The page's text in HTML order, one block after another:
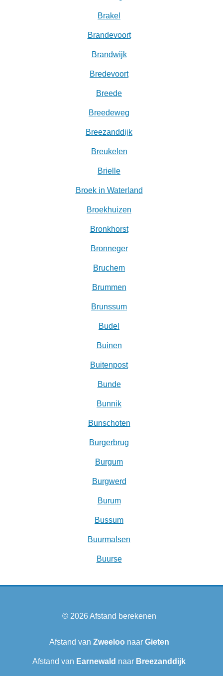
Brakel
Brandevoort
Brandwijk
Bredevoort
Breede
Breedeweg
Breezanddijk
Breukelen
Brielle
Broek in Waterland
Broekhuizen
Bronkhorst
Bronneger
Bruchem
Brummen
Brunssum
Budel
Buinen
Buitenpost
Bunde
Bunnik
Bunschoten
Burgerbrug
Burgum
Burgwerd
Burum
Bussum
Buurmalsen
Buurse
© 2026Afstand berekenen
Afstand van Zweeloo naar Gieten
Afstand van Earnewald naar Breezanddijk